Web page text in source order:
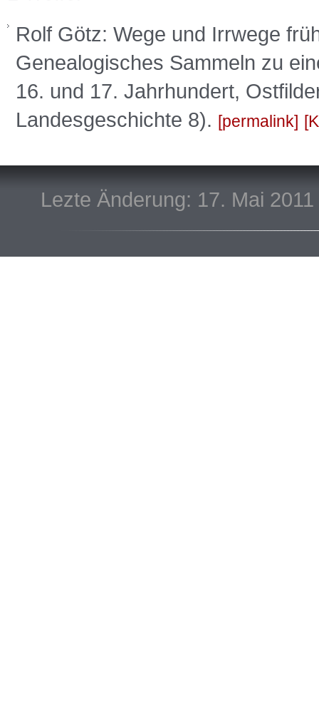
Rolf Götz: Wege und Irrwege
Genealogisches Sammeln zu
16. und 17. Jahrhundert,
Landesgeschichte 8).
permalink
Lezte Änderung: 17. Mai